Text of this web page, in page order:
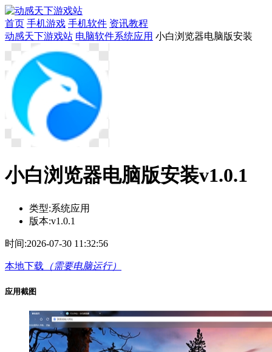
首页 手机游戏 手机软件 资讯教程
动感天下游戏站 电脑软件系统应用 小白浏览器电脑版安装
小白浏览器电脑版安装v1.0.1
类型:系统应用
版本:v1.0.1
时间:2026-07-30 11:32:56
本地下载 （需要电脑运行）
应用截图